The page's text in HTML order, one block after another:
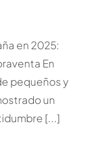
en 2025:
En
pequeños y
un
[...]